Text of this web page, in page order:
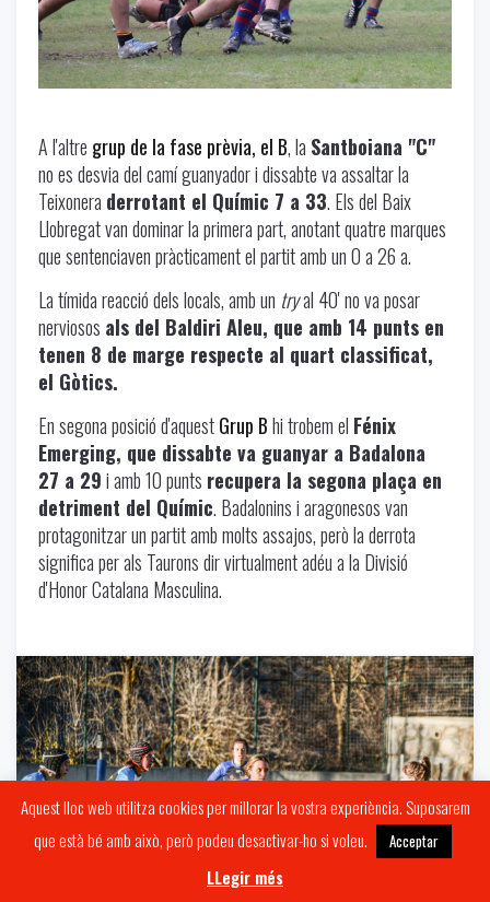
A l'altre grup de la fase prèvia, el B, la Santboiana "C"
no es desvia del camí guanyador i dissabte va assaltar la
Teixonera derrotant el Químic 7 a 33. Els del Baix
Llobregat van dominar la primera part, anotant quatre marques
que sentenciaven pràcticament el partit amb un 0 a 26 a.
La tímida reacció dels locals, amb un tryal 40' no va posar
nerviosos als del Baldiri Aleu, que amb 14 punts en
tenen 8 de marge respecte al quart classificat,
el Gòtics.
En segona posició d'aquestGrup Bhi trobem el Fénix
Emerging, que dissabte va guanyar a Badalona
27 a 29i amb 10 punts recupera la segona plaça en
detriment del Químic. Badalonins i aragonesos van
protagonitzar un partit amb molts assajos, però la derrota
significa per als Taurons dir virtualment adéu a la Divisió
d'Honor Catalana Masculina.
Uncategorized-11/13/2024
Aquest lloc web utilitza cookies per millorar la vostra experiència. Suposarem
que està bé amb això, però podeu desactivar-ho si voleu.
Acceptar
LLegir més